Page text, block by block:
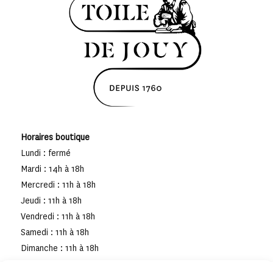
Horaires boutique
Lundi : fermé
Mardi : 14h à 18h
Mercredi : 11h à 18h
Jeudi : 11h à 18h
Vendredi : 11h à 18h
Samedi : 11h à 18h
Dimanche : 11h à 18h